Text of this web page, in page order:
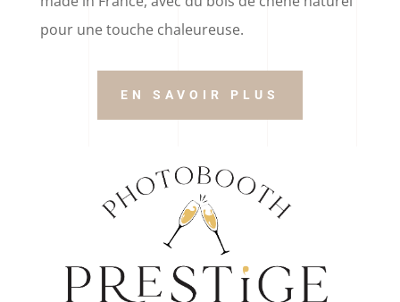
pour une touche chaleureuse.
EN SAVOIR PLUS